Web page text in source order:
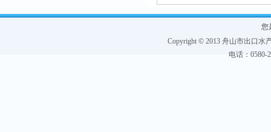
您
Copyright © 2013 舟山市出口水
电话：0580-